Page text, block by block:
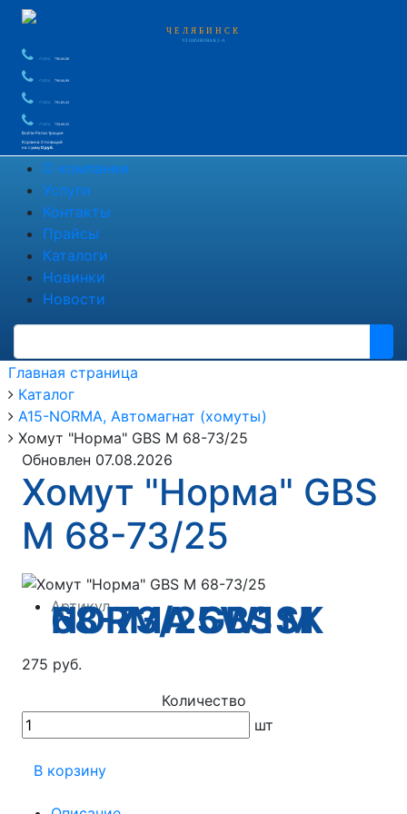
ЧЕЛЯБИНСК
УЛ. ЦИНКОВАЯ, 2-А
+7 (351) 796-66-88
+7 (351) 796-66-89
+7 (351) 791-85-43
+7 (351)
750-60-35
Войти Регистрация
Корзина0 позиций
на сумму0 руб.
О компании
Услуги
Контакты
Прайсы
Каталоги
Новинки
Новости
Главная страница
Каталог
А15-NORMA, Автомагнат (хомуты)
Хомут "Норма" GBS М 68-73/25
Обновлен 07.08.2026
Хомут "Норма" GBS
М 68-73/25
Артикул
NORMA GBS M 68-73/25W1SK
275 руб.
Количество
шт
В корзину